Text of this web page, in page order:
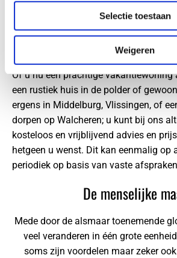
Selectie toestaan
Weigeren
uit Vlissingen.
Particulieren
Ook op de particuliere markt zijn we
Of u nu een prachtige vakantiewoning
een rustiek huis in de polder of
ergens in Middelburg, Vlissingen, of
dorpen op Walcheren; u kunt bij ons
kosteloos en vrijblijvend advies en
hetgeen u wenst. Dit kan eenmalig op
periodiek op basis van vaste
De menselijke
Mede door de alsmaar toenemende
veel veranderen in één grote
soms zijn voordelen maar zeker